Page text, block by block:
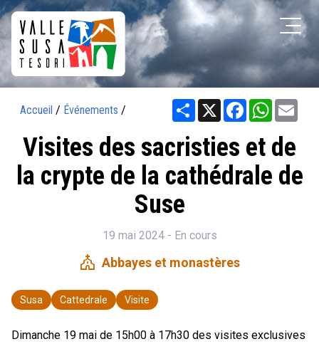
Accueil / Événements / Share X Facebook
Visites des sacristies et de
la crypte de la cathédrale de
Suse
19 mai 2024 - En cours
church Abbayes et monastères
Susa Cattedrale Visite
Dimanche 19 mai de 15h00 à 17h30 des visites exclusives